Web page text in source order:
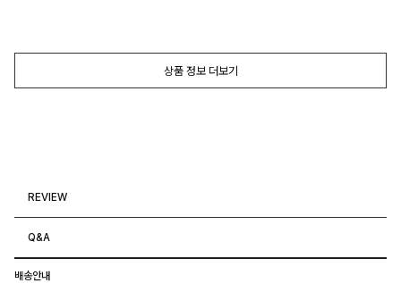
상품 정보 더보기
REVIEW
Q&A
배송안내